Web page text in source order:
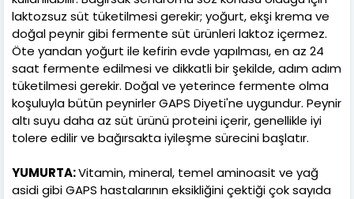
laktozsuz süt tüketilmesi gerekir; yoğurt, ekşi krema ve
doğal peynir gibi fermente süt ürünleri laktoz içermez.
Öte yandan yoğurt ile kefirin evde yapılması, en az 24
saat fermente edilmesi ve dikkatli bir şekilde, adım adım
tüketilmesi gerekir. Doğal ve yeterince fermente olma
koşuluyla bütün peynirler GAPS Diyeti'ne uygundur. Peynir
altı suyu daha az süt ürünü proteini içerir, genellikle iyi
tolere edilir ve bağırsakta iyileşme sürecini başlatır.
YUMURTA:Vitamin, mineral, temel aminoasit ve yağ
asidi gibi GAPS hastalarının eksikliğini çektiği çok sayıda